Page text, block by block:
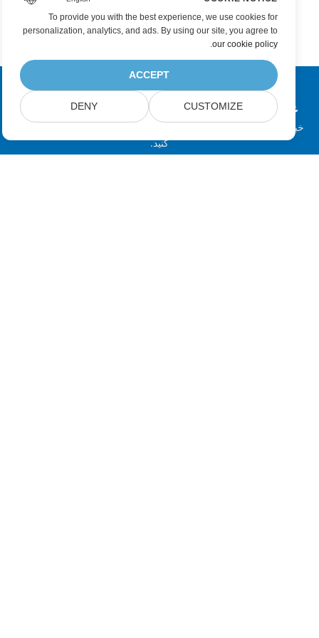
عضویت در به‌روزرسانی‌های محصولات Aspose
خبرنامه‌ها و پیشنهادهای ماهانه را مستقیماً در صندوق پست خود دریافت
کنید.
To provide you with the best experience, we use cookies for
personalization, analytics, and ads. By using our site, you agree to
our cookie policy
.
ACCEPT
CUSTOMIZE
DENY